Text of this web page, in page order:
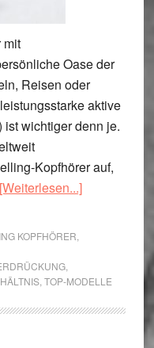
mit
Oase der
Reisen oder
aktive
wichtiger denn je.
Kopfhörer auf,
[Weiterlesen...]ÜberTop
KOPFHÖRER
,
, TOP-MODELLE